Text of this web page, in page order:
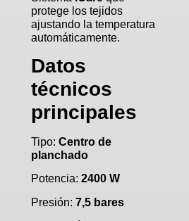
protege los tejidos
ajustando la temperatura
automáticamente.
Datos
técnicos
principales
Tipo: Centro de
planchado
Potencia: 2400 W
Presión: 7,5 bares